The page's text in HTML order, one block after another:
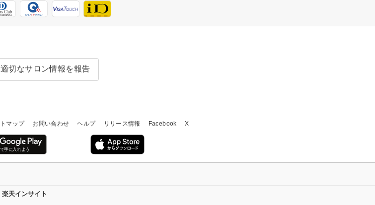
切なサロン情報を報告
マップ お問い合わせ ヘルプ リリース情報 Facebook X
天インサイト